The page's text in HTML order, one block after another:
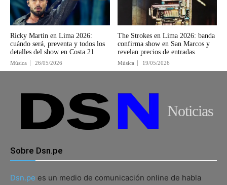
Ricky Martin en Lima 2026:
cuándo será, preventa y todos los
detalles del show en Costa 21
Música 26/05/2026
The Strokes en Lima 2026: banda
confirma show en San Marcos y
revelan precios de entradas
Música 19/05/2026
Noticias
Sobre Dsn.pe
Dsn.pe es un medio de comunicación online de habla